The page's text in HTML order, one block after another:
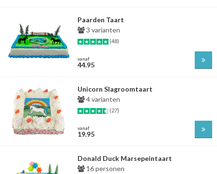
Paarden Taart
3 varianten
(48)
vanaf
44.95
Unicorn Slagroomtaart
4 varianten
(27)
vanaf
19.95
Donald Duck Marsepeintaart
16 personen